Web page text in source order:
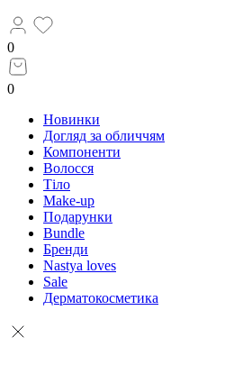
0
0
Новинки
Догляд за обличчям
Компоненти
Волосся
Тіло
Make-up
Подарунки
Bundle
Бренди
Nastya loves
Sale
Дерматокосметика